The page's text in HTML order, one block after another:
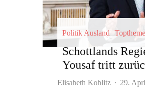
Politik Ausland
Schottlands
Yousaf tritt
Elisabeth Koblitz · 29.